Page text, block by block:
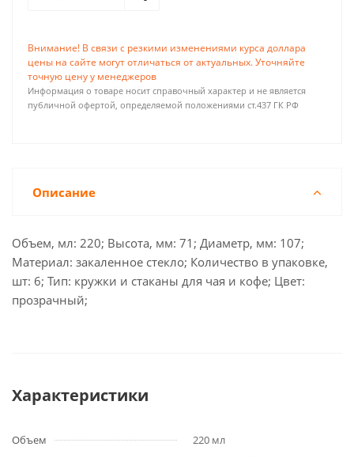
Внимание! В связи с резкими изменениями курса доллара
цены на сайте могут отличаться от актуальных. Уточняйте
точную цену у менеджеров
Информация о товаре носит справочный характер и не является
публичной офертой, определяемой положениями ст.437 ГК РФ
Описание
Объем, мл: 220; Высота, мм: 71; Диаметр, мм: 107;
Материал: закаленное стекло; Количество в упаковке,
шт: 6; Тип: кружки и стаканы для чая и кофе; Цвет:
прозрачный;
Характеристики
Объем
220 мл